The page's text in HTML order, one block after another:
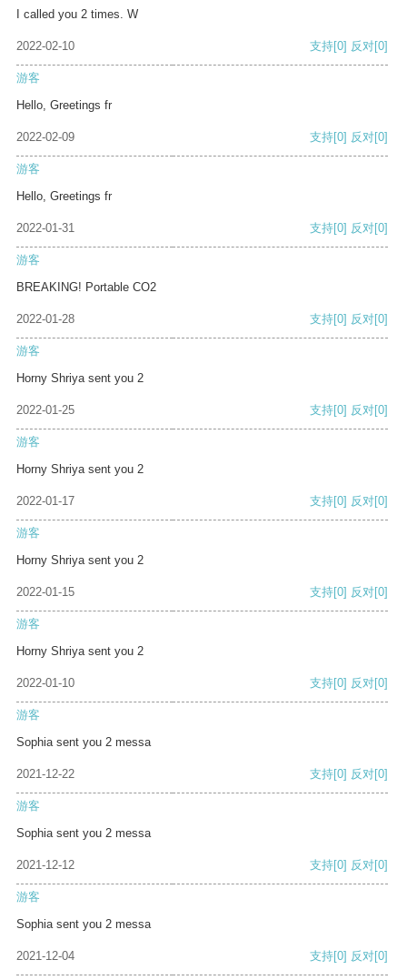
I called you 2 times. W
2022-02-10 支持[0] 反对[0]
游客
Hello, Greetings fr
2022-02-09 支持[0] 反对[0]
游客
Hello, Greetings fr
2022-01-31 支持[0] 反对[0]
游客
BREAKING! Portable CO2
2022-01-28 支持[0] 反对[0]
游客
Horny Shriya sent you 2
2022-01-25 支持[0] 反对[0]
游客
Horny Shriya sent you 2
2022-01-17 支持[0] 反对[0]
游客
Horny Shriya sent you 2
2022-01-15 支持[0] 反对[0]
游客
Horny Shriya sent you 2
2022-01-10 支持[0] 反对[0]
游客
Sophia sent you 2 messa
2021-12-22 支持[0] 反对[0]
游客
Sophia sent you 2 messa
2021-12-12 支持[0] 反对[0]
游客
Sophia sent you 2 messa
2021-12-04 支持[0] 反对[0]